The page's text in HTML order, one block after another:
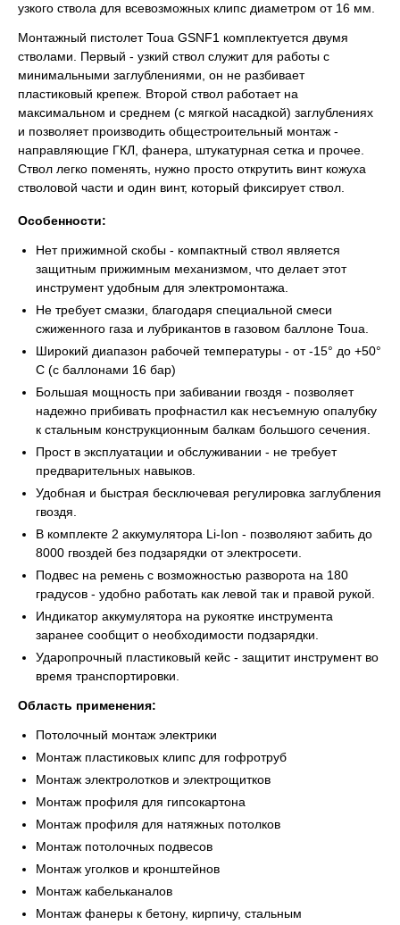
узкого ствола для всевозможных клипс диаметром от 16 мм.
Монтажный пистолет Toua GSNF1 комплектуется двумя
стволами. Первый - узкий ствол служит для работы с
минимальными заглублениями, он не разбивает
пластиковый крепеж. Второй ствол работает на
максимальном и среднем (с мягкой насадкой) заглублениях
и позволяет производить общестроительный монтаж -
направляющие ГКЛ, фанера, штукатурная сетка и прочее.
Ствол легко поменять, нужно просто открутить винт кожуха
стволовой части и один винт, который фиксирует ствол.
Особенности:
Нет прижимной скобы - компактный ствол является
защитным прижимным механизмом, что делает этот
инструмент удобным для электромонтажа.
Не требует смазки, благодаря специальной смеси
сжиженного газа и лубрикантов в газовом баллоне Toua.
Широкий диапазон рабочей температуры - от -15° до +50°
С (с баллонами 16 бар)
Большая мощность при забивании гвоздя - позволяет
надежно прибивать профнастил как несъемную опалубку
к стальным конструкционным балкам большого сечения.
Прост в эксплуатации и обслуживании - не требует
предварительных навыков.
Удобная и быстрая бесключевая регулировка заглубления
гвоздя.
В комплекте 2 аккумулятора Li-Ion - позволяют забить до
8000 гвоздей без подзарядки от электросети.
Подвес на ремень с возможностью разворота на 180
градусов - удобно работать как левой так и правой рукой.
Индикатор аккумулятора на рукоятке инструмента
заранее сообщит о необходимости подзарядки.
Ударопрочный пластиковый кейс - защитит инструмент во
время транспортировки.
Область применения:
Потолочный монтаж электрики
Монтаж пластиковых клипс для гофротруб
Монтаж электролотков и электрощитков
Монтаж профиля для гипсокартона
Монтаж профиля для натяжных потолков
Монтаж потолочных подвесов
Монтаж уголков и кронштейнов
Монтаж кабельканалов
Монтаж фанеры к бетону, кирпичу, стальным